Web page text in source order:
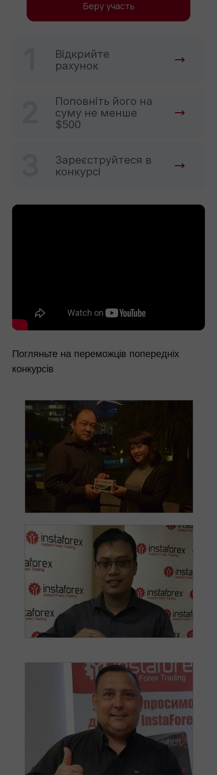
Беру участь
Відкрийте
рахунок
Поповніть його на
суму не менше
$500
Зареєструйтеся в
конкурсі
Погляньте на переможців попередніх
конкурсів